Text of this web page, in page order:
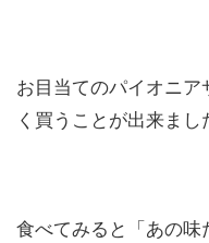
お目当てのパイオニ
く買うことが出来まし
食べてみると「あの味